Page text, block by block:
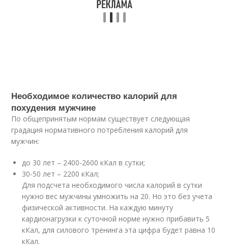
Необходимое количество калорий для
похудения мужчине
По общепринятым нормам существует следующая
градация нормативного потребления калорий для
мужчин:
до 30 лет – 2400-2600 кКал в сутки;
30-50 лет – 2200 кКал;
Для подсчета необходимого числа калорий в сутки
нужно вес мужчины умножить на 20. Но это без учета
физической активности. На каждую минуту
кардионагрузки к суточной норме нужно прибавить 5
кКал, для силового тренинга эта цифра будет равна 10
кКал.